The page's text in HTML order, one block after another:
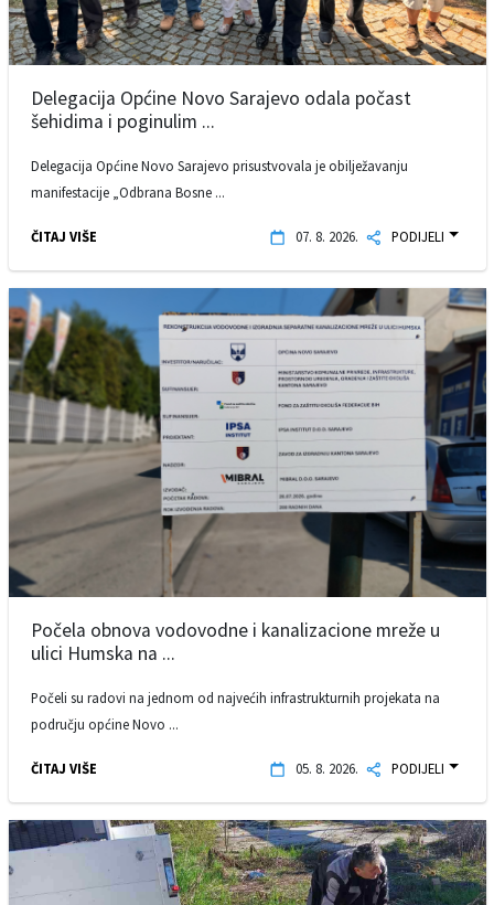
Delegacija Općine Novo Sarajevo odala počast
šehidima i poginulim ...
Delegacija Općine Novo Sarajevo prisustvovala je obilježavanju
manifestacije „Odbrana Bosne ...
ČITAJ VIŠE 07. 8. 2026. PODIJELI
Počela obnova vodovodne i kanalizacione mreže u
ulici Humska na ...
Počeli su radovi na jednom od najvećih infrastrukturnih projekata na
području općine Novo ...
ČITAJ VIŠE 05. 8. 2026. PODIJELI